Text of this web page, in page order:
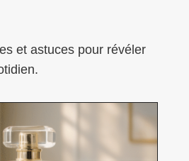
et astuces pour révéler